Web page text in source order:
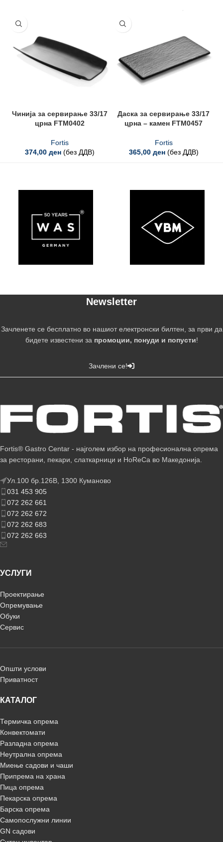
Чинија за сервирање 33/17
црна FTM0402
Fortis
374,00 ден (без ДДВ)
Даска за сервирање 33/17
црна – камен FTM0457
Fortis
365,00 ден (без ДДВ)
Newsletter
Зачленете се бесплатно во нашиот електронски билтен, за први да
бидете известени за промоции, понуди и попусти!
Зачлени се!
Fortis® Gastro Centar - најголем избор на професионална опрема
за ресторани, пекари, слаткарници и HoReCa во Македонија.
Ул.100 бр.126В, 1300 Куманово
031 453 905
072 262 661
072 262 672
072 262 683
072 262 663
УСЛУГИ
Проектирање
Опремување
Обуки
Сервис
Општи услови
Приватност
КАТАЛОГ
Термичка опрема
Конвектомати
Разладна опрема
Неутрална опрема
Миење садови и чаши
Припрема на храна
Пица опрема
Пекарска опрема
Барска опрема
Самопослужни линии
GN садови